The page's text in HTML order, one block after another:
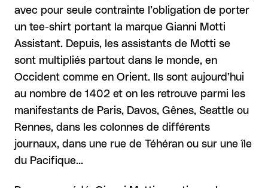
avec pour seule contrainte l’obligation de porter
un tee-shirt portant la marque Gianni Motti
Assistant. Depuis, les assistants de Motti se
sont multipliés partout dans le monde, en
Occident comme en Orient. Ils sont aujourd’hui
au nombre de 1402 et on les retrouve parmi les
manifestants de Paris, Davos, Gênes, Seattle ou
Rennes, dans les colonnes de différents
journaux, dans une rue de Téhéran ou sur une île
du Pacifique…